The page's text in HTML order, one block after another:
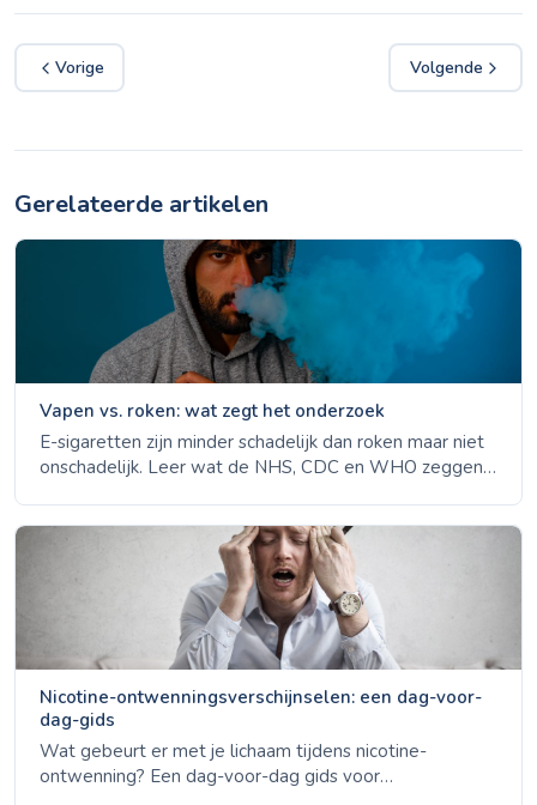
Vorige Volgende
Gerelateerde artikelen
Vapen vs. roken: wat zegt het onderzoek
E-sigaretten zijn minder schadelijk dan roken maar niet
onschadelijk. Leer wat de NHS, CDC en WHO zeggen
Nicotine-ontwenningsverschijnselen: een dag-voor-
dag-gids
Wat gebeurt er met je lichaam tijdens nicotine-
ontwenning? Een dag-voor-dag gids voor